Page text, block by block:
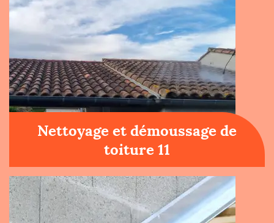
Nettoyage et démoussage de
toiture 11